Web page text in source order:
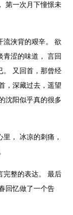
一次月下憧憬未
浃背的艰辛。 欲
青涩的味道， 言回
。 又回首，那曾经
，深藏过去，遥望
沈阳似乎真的很多
， 冰凉的刺痛，
整的表达。 最后
回忆做了一个告